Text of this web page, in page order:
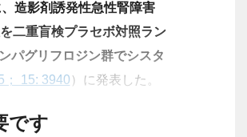
造影剤誘発性急性腎障害
二重盲検プラセボ対照ラン
パグリフロジン群でシスタ
； 15: 3940 ）に発表した。
です